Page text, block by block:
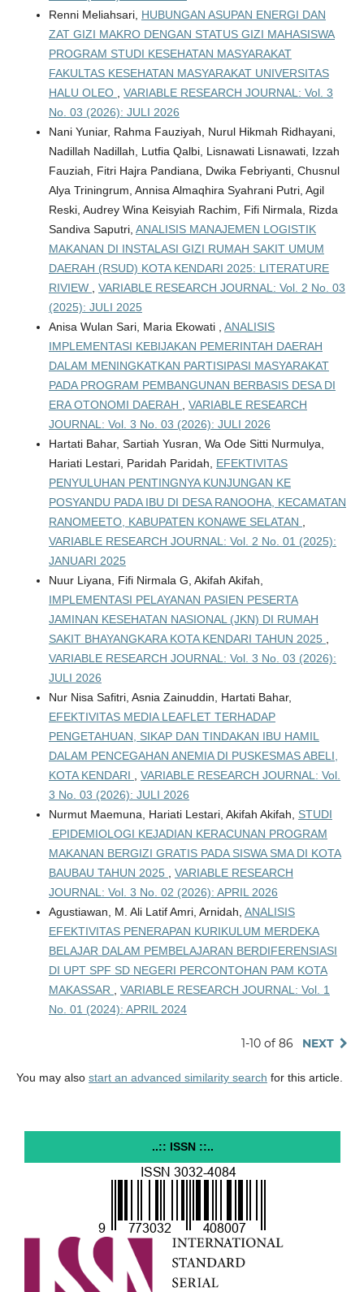
Renni Meliahsari, HUBUNGAN ASUPAN ENERGI DAN
ZAT GIZI MAKRO DENGAN STATUS GIZI MAHASISWA
PROGRAM STUDI KESEHATAN MASYARAKAT
FAKULTAS KESEHATAN MASYARAKAT UNIVERSITAS
HALU OLEO , VARIABLE RESEARCH JOURNAL: Vol. 3
No. 03 (2026): JULI 2026
Nani Yuniar, Rahma Fauziyah, Nurul Hikmah Ridhayani,
Nadillah Nadillah, Lutfia Qalbi, Lisnawati Lisnawati, Izzah
Fauziah, Fitri Hajra Pandiana, Dwika Febriyanti, Chusnul
Alya Triningrum, Annisa Almaqhira Syahrani Putri, Agil
Reski, Audrey Wina Keisyiah Rachim, Fifi Nirmala, Rizda
Sandiva Saputri, ANALISIS MANAJEMEN LOGISTIK
MAKANAN DI INSTALASI GIZI RUMAH SAKIT UMUM
DAERAH (RSUD) KOTA KENDARI 2025: LITERATURE
RIVIEW , VARIABLE RESEARCH JOURNAL: Vol. 2 No. 03
(2025): JULI 2025
Anisa Wulan Sari, Maria Ekowati , ANALISIS
IMPLEMENTASI KEBIJAKAN PEMERINTAH DAERAH
DALAM MENINGKATKAN PARTISIPASI MASYARAKAT
PADA PROGRAM PEMBANGUNAN BERBASIS DESA DI
ERA OTONOMI DAERAH , VARIABLE RESEARCH
JOURNAL: Vol. 3 No. 03 (2026): JULI 2026
Hartati Bahar, Sartiah Yusran, Wa Ode Sitti Nurmulya,
Hariati Lestari, Paridah Paridah, EFEKTIVITAS
PENYULUHAN PENTINGNYA KUNJUNGAN KE
POSYANDU PADA IBU DI DESA RANOOHA, KECAMATAN
RANOMEETO, KABUPATEN KONAWE SELATAN ,
VARIABLE RESEARCH JOURNAL: Vol. 2 No. 01 (2025):
JANUARI 2025
Nuur Liyana, Fifi Nirmala G, Akifah Akifah,
IMPLEMENTASI PELAYANAN PASIEN PESERTA
JAMINAN KESEHATAN NASIONAL (JKN) DI RUMAH
SAKIT BHAYANGKARA KOTA KENDARI TAHUN 2025 ,
VARIABLE RESEARCH JOURNAL: Vol. 3 No. 03 (2026):
JULI 2026
Nur Nisa Safitri, Asnia Zainuddin, Hartati Bahar,
EFEKTIVITAS MEDIA LEAFLET TERHADAP
PENGETAHUAN, SIKAP DAN TINDAKAN IBU HAMIL
DALAM PENCEGAHAN ANEMIA DI PUSKESMAS ABELI,
KOTA KENDARI , VARIABLE RESEARCH JOURNAL: Vol.
3 No. 03 (2026): JULI 2026
Nurmut Maemuna, Hariati Lestari, Akifah Akifah, STUDI
EPIDEMIOLOGI KEJADIAN KERACUNAN PROGRAM
MAKANAN BERGIZI GRATIS PADA SISWA SMA DI KOTA
BAUBAU TAHUN 2025 , VARIABLE RESEARCH
JOURNAL: Vol. 3 No. 02 (2026): APRIL 2026
Agustiawan, M. Ali Latif Amri, Arnidah, ANALISIS
EFEKTIVITAS PENERAPAN KURIKULUM MERDEKA
BELAJAR DALAM PEMBELAJARAN BERDIFERENSIASI
DI UPT SPF SD NEGERI PERCONTOHAN PAM KOTA
MAKASSAR , VARIABLE RESEARCH JOURNAL: Vol. 1
No. 01 (2024): APRIL 2024
1-10 of 86 NEXT
You may also start an advanced similarity search for this article.
..:: ISSN ::..